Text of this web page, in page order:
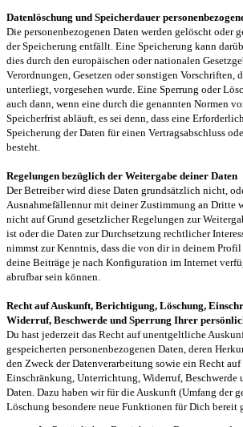
Datenlöschung und Speicherdauer
Die personenbezogenen Daten werden gelöscht oder
der Speicherung entfällt. Eine Speicherung kann
dies durch den europäischen oder nationalen
Verordnungen, Gesetzen oder sonstigen Vorschriften,
unterliegt, vorgesehen wurde. Eine Sperrung oder
auch dann, wenn eine durch die genannten Normen
Speicherfrist abläuft, es sei denn, dass eine
Speicherung der Daten für einen Vertragsabschluss
besteht.
Regelungen bezüglich der Weitergabe deiner Daten
Der Betreiber wird diese Daten grundsätzlich nicht,
Ausnahmefällennur mit deiner Zustimmung an Dritte
nicht auf Grund gesetzlicher Regelungen zur
ist oder die Daten zur Durchsetzung rechtlicher
nimmst zur Kenntnis, dass die von dir in deinem Profil
deine Beiträge je nach Konfiguration im Internet
abrufbar sein können.
Recht auf Auskunft, Berichtigung, Löschung,
Widerruf, Beschwerde und Sperrung Ihrer
Du hast jederzeit das Recht auf unentgeltliche
gespeicherten personenbezogenen Daten, deren
den Zweck der Datenverarbeitung sowie ein Recht
Einschränkung, Unterrichtung, Widerruf, Beschwerde
Daten. Dazu haben wir für die Auskunft (Umfang der
Löschung besondere neue Funktionen für Dich bereit